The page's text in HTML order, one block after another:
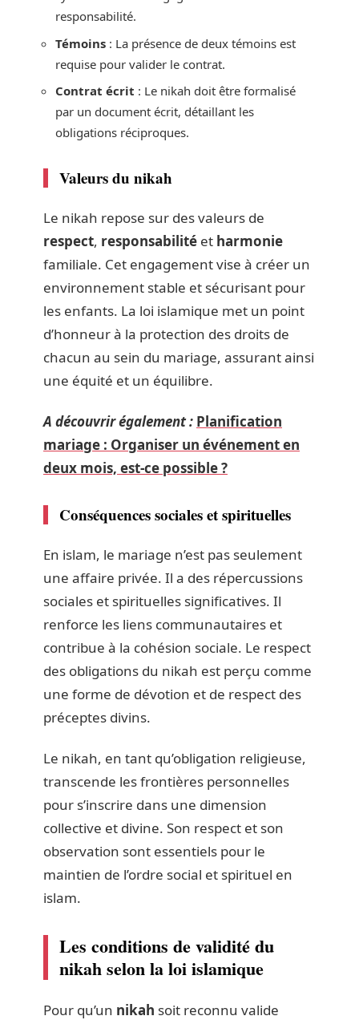
responsabilité.
Témoins : La présence de deux témoins est
requise pour valider le contrat.
Contrat écrit : Le nikah doit être formalisé
par un document écrit, détaillant les
obligations réciproques.
Valeurs du nikah
Le nikah repose sur des valeurs de
respect, responsabilité et harmonie
familiale. Cet engagement vise à créer un
environnement stable et sécurisant pour
les enfants. La loi islamique met un point
d’honneur à la protection des droits de
chacun au sein du mariage, assurant ainsi
une équité et un équilibre.
A découvrir également : Planification
mariage : Organiser un événement en
deux mois, est-ce possible ?
Conséquences sociales et spirituelles
En islam, le mariage n’est pas seulement
une affaire privée. Il a des répercussions
sociales et spirituelles significatives. Il
renforce les liens communautaires et
contribue à la cohésion sociale. Le respect
des obligations du nikah est perçu comme
une forme de dévotion et de respect des
préceptes divins.
Le nikah, en tant qu’obligation religieuse,
transcende les frontières personnelles
pour s’inscrire dans une dimension
collective et divine. Son respect et son
observation sont essentiels pour le
maintien de l’ordre social et spirituel en
islam.
Les conditions de validité du
nikah selon la loi islamique
Pour qu’un nikah soit reconnu valide